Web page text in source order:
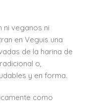
ni veganos ni
en Veguis una
de la harina de
o,
y en forma.
como